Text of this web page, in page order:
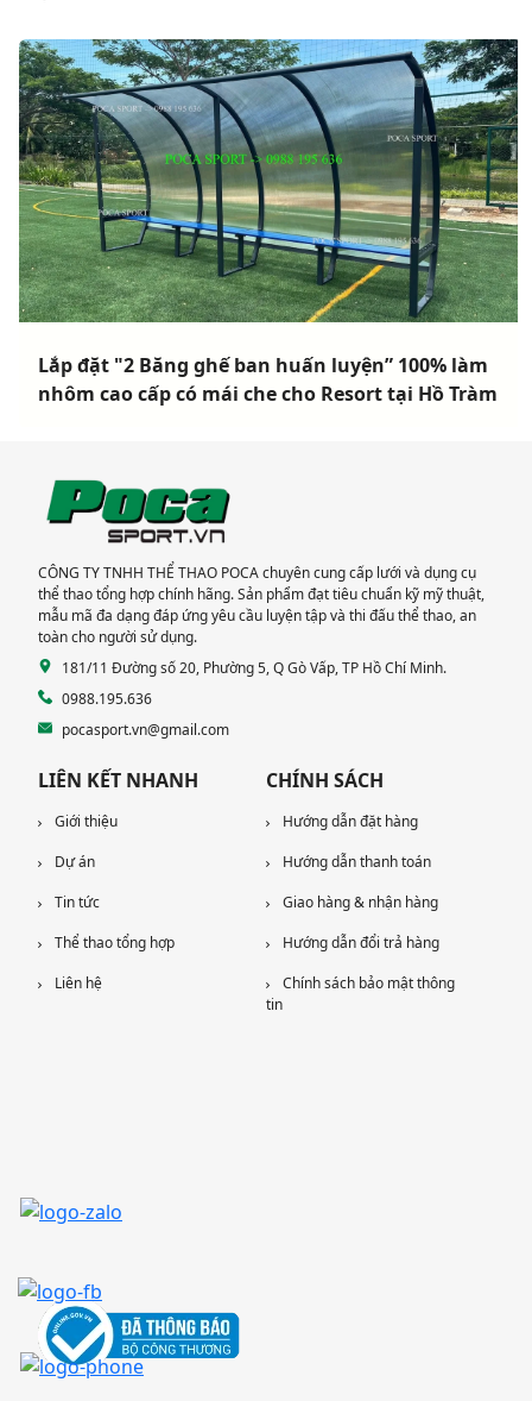
Lắp đặt "2 Băng ghế ban huấn luyện” 100% làm
nhôm cao cấp có mái che cho Resort tại Hồ Tràm
CÔNG TY TNHH THỂ THAO POCA chuyên cung cấp lưới và dụng cụ
thể thao tổng hợp chính hãng. Sản phẩm đạt tiêu chuẩn kỹ mỹ thuật,
mẫu mã đa dạng đáp ứng yêu cầu luyện tập và thi đấu thể thao, an
toàn cho người sử dụng.
181/11 Đường số 20, Phường 5, Q Gò Vấp, TP Hồ Chí Minh.
0988.195.636
pocasport.vn@gmail.com
LIÊN KẾT NHANH
Giới thiệu
Dự án
Tin tức
Thể thao tổng hợp
Liên hệ
CHÍNH SÁCH
Hướng dẫn đặt hàng
Hướng dẫn thanh toán
Giao hàng & nhận hàng
Hướng dẫn đổi trả hàng
Chính sách bảo mật thông
tin